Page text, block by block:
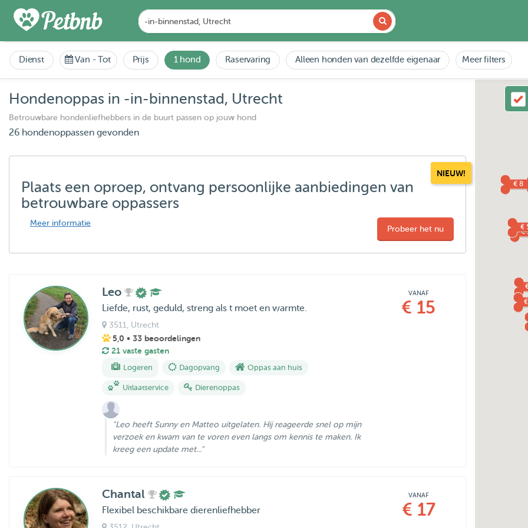
Dienst Van -Tot Prijs 1 hond Raservaring Alleen honden van dezelfde eigenaar Meer filters
Hondenoppas in -in-binnenstad, Utrecht
Betrouwbare hondenliefhebbers in de buurt passen op jouw hond
26 hondenoppassen gevonden
NIEUW!
Plaats een oproep, ontvang persoonlijke aanbiedingen van
betrouwbare oppassers
Meer informatie
Probeer het nu
Leo
Liefde, rust, geduld, streng als t moet en warmte.
3511 , Utrecht
5,0 • 33 beoordelingen
21 vaste gasten
Logeren Dagopvang Oppas aan huis
Uitlaatservice Dierenoppas
"Leo heeft Sunny en Matteo uitgelaten. Hij reageerde snel op mijn
verzoek en kwam van te voren even langs om kennis te maken. Ik
kreeg een update met..."
VANAF
€ 15
Chantal
Flexibel beschikbare dierenliefhebber
VANAF
€ 17
€
€ 8
€